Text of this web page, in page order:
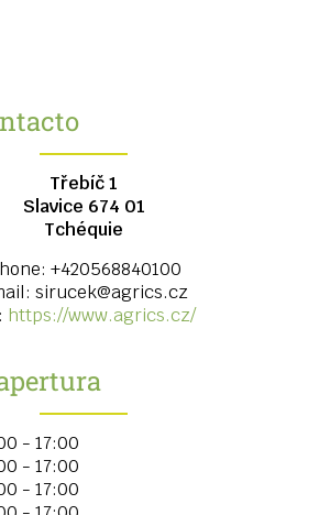
Třebíč 1
Slavice 674 01
Tchéquie
+420568840100
sirucek@agrics.cz
https://www.agrics.cz/
- 17:00
- 17:00
- 17:00